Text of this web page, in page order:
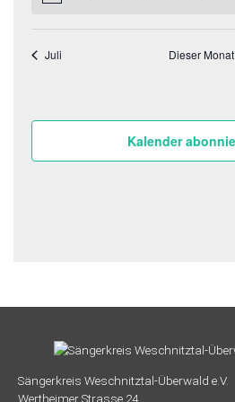
Juli Dieser Monat
Kalender
Sängerkreis Weschnitztal-Überwald e.V.
Wertheimer Strasse 24